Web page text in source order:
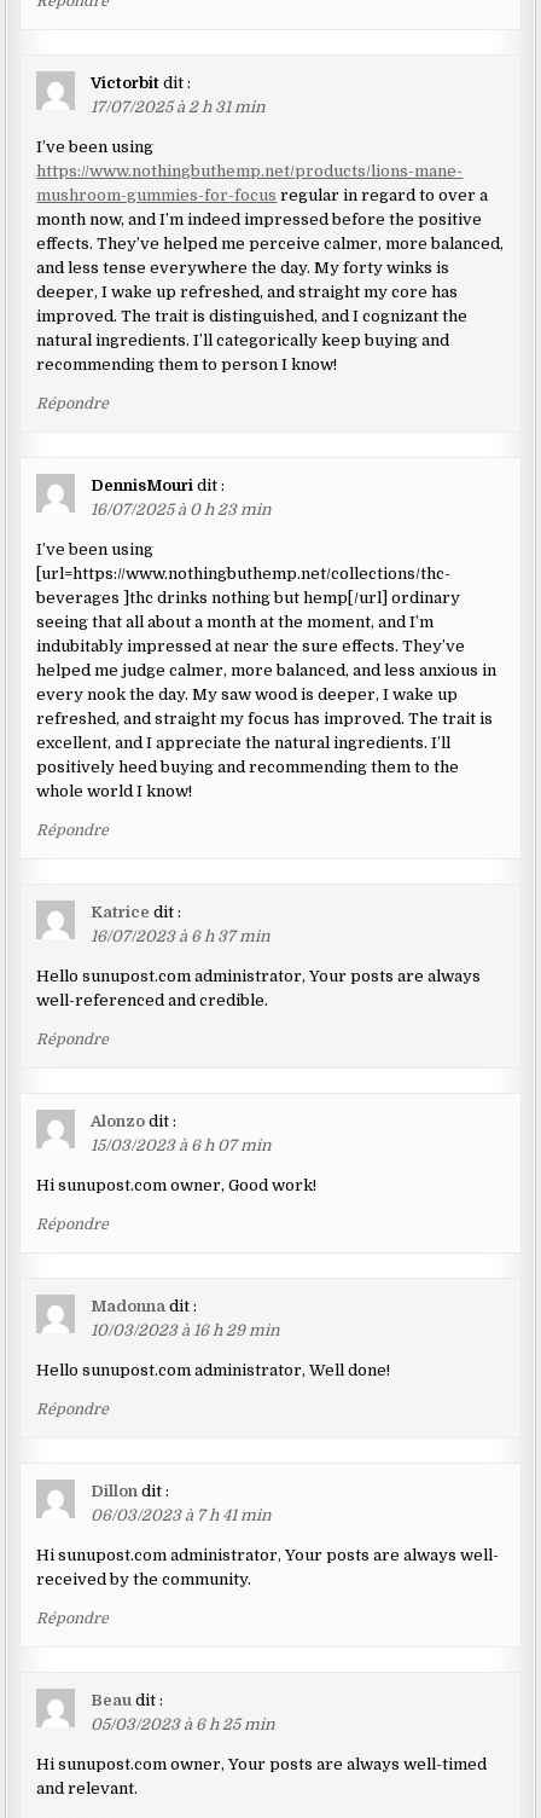
Victorbit dit :
17/07/2025 à 2 h 31 min
I’ve been using
https://www.nothingbuthemp.net/products/lions-mane-
mushroom-gummies-for-focus regular in regard to over a
month now, and I’m indeed impressed before the positive
effects. They’ve helped me perceive calmer, more balanced,
and less tense everywhere the day. My forty winks is
deeper, I wake up refreshed, and straight my core has
improved. The trait is distinguished, and I cognizant the
natural ingredients. I’ll categorically keep buying and
recommending them to person I know!
Répondre
DennisMouri dit :
16/07/2025 à 0 h 23 min
I’ve been using
[url=https://www.nothingbuthemp.net/collections/thc-
beverages ]thc drinks nothing but hemp[/url] ordinary
seeing that all about a month at the moment, and I’m
indubitably impressed at near the sure effects. They’ve
helped me judge calmer, more balanced, and less anxious in
every nook the day. My saw wood is deeper, I wake up
refreshed, and straight my focus has improved. The trait is
excellent, and I appreciate the natural ingredients. I’ll
positively heed buying and recommending them to the
whole world I know!
Répondre
Katrice dit :
16/07/2023 à 6 h 37 min
Hello sunupost.com administrator, Your posts are always
well-referenced and credible.
Répondre
Alonzo dit :
15/03/2023 à 6 h 07 min
Hi sunupost.com owner, Good work!
Répondre
Madonna dit :
10/03/2023 à 16 h 29 min
Hello sunupost.com administrator, Well done!
Répondre
Dillon dit :
06/03/2023 à 7 h 41 min
Hi sunupost.com administrator, Your posts are always well-
received by the community.
Répondre
Beau dit :
05/03/2023 à 6 h 25 min
Hi sunupost.com owner, Your posts are always well-timed
and relevant.